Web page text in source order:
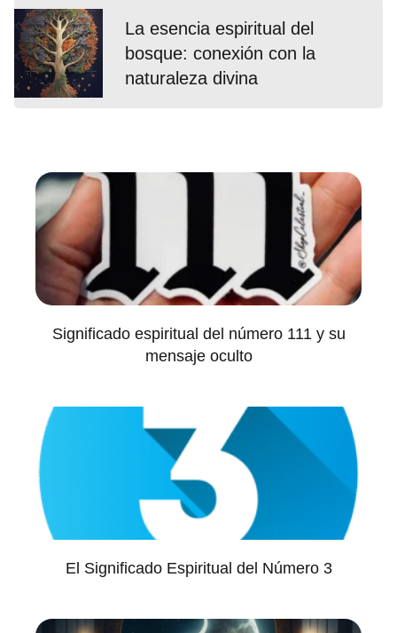
La esencia espiritual del
bosque: conexión con la
naturaleza divina
Significado espiritual del número 111 y su
mensaje oculto
El Significado Espiritual del Número 3